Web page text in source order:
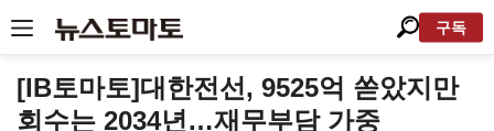
구독
[IB토마토]대한전선, 9525억 쏟았지만
회수는 2034년…재무부담 가중